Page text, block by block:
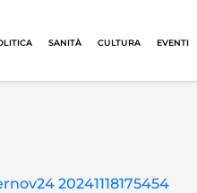
SANITÀ CULTURA EVENTI